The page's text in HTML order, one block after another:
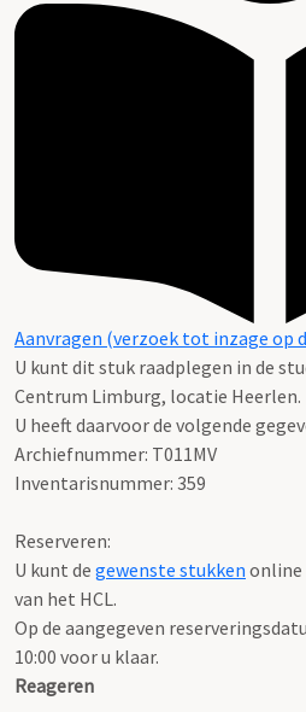
Aanvragen (verzoek tot inzage op
U kunt dit stuk raadplegen in de
Centrum Limburg, locatie Heerlen.
U heeft daarvoor de volgende
Archiefnummer: T011MV
Inventarisnummer: 359
Reserveren:
U kunt de gewenste stukken online
van het HCL.
Op de aangegeven
10:00 voor u klaar.
Reageren